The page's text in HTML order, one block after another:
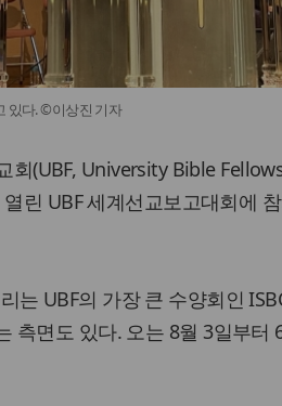
있다. ©이상진 기자
회(UBF, University Bible
린 UBF 세계선교보고대회에
는 UBF의 가장 큰 수양회인
측면도 있다. 오는 8월 3일부터